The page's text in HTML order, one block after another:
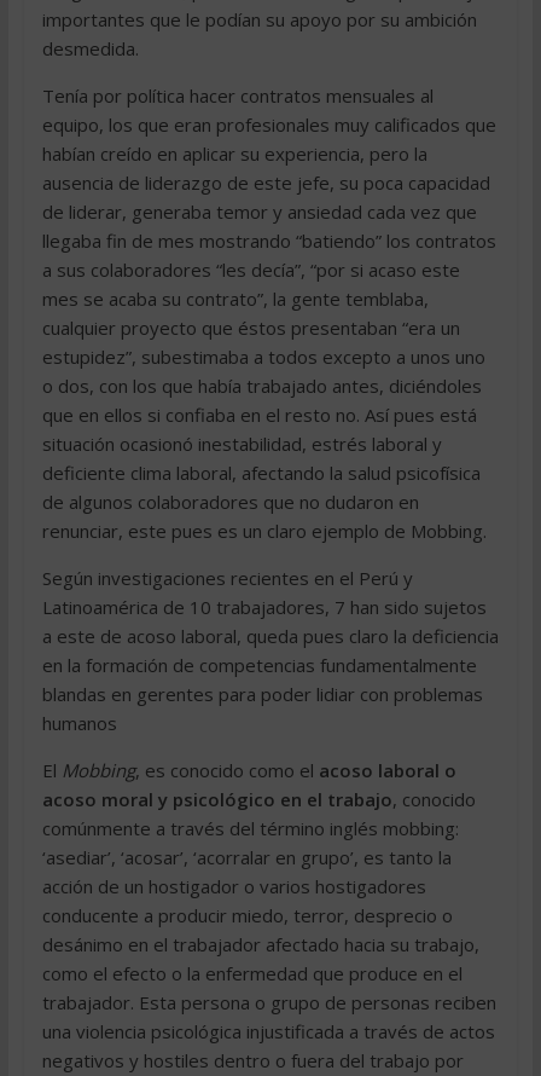
importantes que le podían su apoyo por su ambición
desmedida.
Tenía por política hacer contratos mensuales al
equipo, los que eran profesionales muy calificados que
habían creído en aplicar su experiencia, pero la
ausencia de liderazgo de este jefe, su poca capacidad
de liderar, generaba temor y ansiedad cada vez que
llegaba fin de mes mostrando “batiendo” los contratos
a sus colaboradores “les decía”, “por si acaso este
mes se acaba su contrato”, la gente temblaba,
cualquier proyecto que éstos presentaban “era un
estupidez”, subestimaba a todos excepto a unos uno
o dos, con los que había trabajado antes, diciéndoles
que en ellos si confiaba en el resto no. Así pues está
situación ocasionó inestabilidad, estrés laboral y
deficiente clima laboral, afectando la salud psicofísica
de algunos colaboradores que no dudaron en
renunciar, este pues es un claro ejemplo de Mobbing.
Según investigaciones recientes en el Perú y
Latinoamérica de 10 trabajadores, 7 han sido sujetos
a este de acoso laboral, queda pues claro la deficiencia
en la formación de competencias fundamentalmente
blandas en gerentes para poder lidiar con problemas
humanos
El Mobbing, es conocido como el acoso laboral o
acoso moral y psicológico en el trabajo, conocido
comúnmente a través del término inglés mobbing:
‘asediar’, ‘acosar’, ‘acorralar en grupo’, es tanto la
acción de un hostigador o varios hostigadores
conducente a producir miedo, terror, desprecio o
desánimo en el trabajador afectado hacia su trabajo,
como el efecto o la enfermedad que produce en el
trabajador. Esta persona o grupo de personas reciben
una violencia psicológica injustificada a través de actos
negativos y hostiles dentro o fuera del trabajo por